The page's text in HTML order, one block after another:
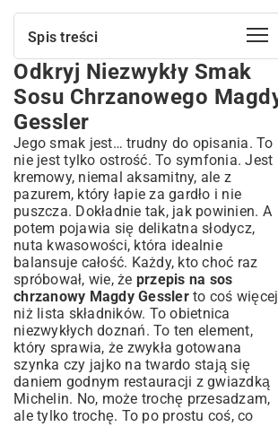
Spis treści
Odkryj Niezwykły Smak Sosu
Chrzanowego Magdy Gessler
Przepis na Sos Chrzanowy Magdy
Gessler: Krok po Kroku do Perfekcji
Składniki – Co Będzie Potrzebne?
Przygotowanie Sosu – Instrukcja krok
po kroku
Praktyczne Porady Mistrzyni Kuchni
Zastosowania Sosu Chrzanowego:
Idealne Połączenia Kulinarne
Tradycyjne Dania, Które Pokochają Sos
Chrzanowy
Nowoczesne Akcenty: Pomysły na
Oryginalne Serwowanie
Wariacje Sosu Chrzanowego:
Eksperymentuj ze Smakiem
Sekret Smaku: Dlaczego Przepis Magdy
Gessler Jest Wyjątkowy?
Odkryj Niezwykły Smak
Sosu Chrzanowego
Gessler
Jego smak jest… trudny do opisania. To
nie jest tylko ostrość. To symfonia. Jest
kremowy, niemal aksamitny, ale z
pazurem, który łapie za gardło i nie
puszcza. Dokładnie tak, jak powinien. A
potem pojawia się delikatna słodycz,
nuta kwasowości, która idealnie
balansuje całość. Każdy, kto choć raz
spróbował, wie, że przepis na sos
chrzanowy Magdy Gesslerto coś więcej
niż lista składników. To obietnica
niezwykłych doznań. To ten element,
który sprawia, że zwykła gotowana
szynka czy jajko na twardo stają się
daniem godnym restauracji z gwiazdką
Michelin. No, może trochę przesadzam,
ale tylko trochę. To po prostu coś, co